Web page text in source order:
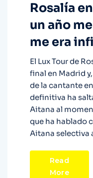
Rosalía
un año
me era
El Lux Tour de
final en Madrid
de la cantante
definitiva ha
Aitana al
que ha hablado
Aitana selectiva
Read
More